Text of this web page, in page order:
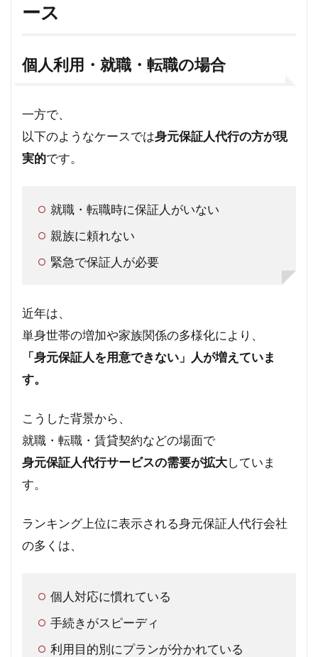
ース
個人利用・就職・転職の場合
一方で、
以下のようなケースでは身元保証人代行の方が現
実的です。
就職・転職時に保証人がいない
親族に頼れない
緊急で保証人が必要
近年は、
単身世帯の増加や家族関係の多様化により、
「身元保証人を用意できない」人が増えていま
す。
こうした背景から、
就職・転職・賃貸契約などの場面で
身元保証人代行サービスの需要が拡大していま
す。
ランキング上位に表示される身元保証人代行会社
の多くは、
個人対応に慣れている
手続きがスピーディ
利用目的別にプランが分かれている